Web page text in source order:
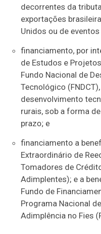
decorrentes da
exportações
Unidos ou de
financiamento, por
de Estudos e
Fundo Nacional de
Tecnológico
desenvolvimento
rurais, sob a forma
prazo; e
financiamento a
Extraordinário de
Tomadores de
Adimplentes); e a
Fundo de
Programa Nacional
Adimplência no Fies